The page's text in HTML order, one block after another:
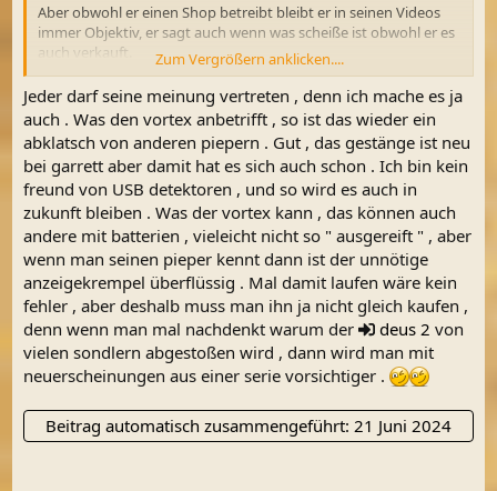
Aber obwohl er einen Shop betreibt bleibt er in seinen Videos
immer Objektiv, er sagt auch wenn was scheiße ist obwohl er es
auch verkauft.
Zu mindestens spurt er nicht brav nach den Herstellern wie
manche anderen Shops im Netz.
Zum Vortex sei gesagt man muss ihn sich einfach mal selber
ansehen und testen, sind wir doch mal ehrlich kaufen ->
einschalten -> was finden können doch alle.
Aber ein Urteil kann man sich doch nur bilden wenn man sich
wirklich mit den Settings auseinander setzt.
Aber ist halt meine Meinung
Zum Vergrößern anklicken....
Jeder darf seine meinung vertreten , denn ich mache es ja
auch . Was den vortex anbetrifft , so ist das wieder ein
abklatsch von anderen piepern . Gut , das gestänge ist neu
bei garrett aber damit hat es sich auch schon . Ich bin kein
freund von USB detektoren , und so wird es auch in
zukunft bleiben . Was der vortex kann , das können auch
andere mit batterien , vieleicht nicht so " ausgereift " , aber
wenn man seinen pieper kennt dann ist der unnötige
anzeigekrempel überflüssig . Mal damit laufen wäre kein
fehler , aber deshalb muss man ihn ja nicht gleich kaufen ,
denn wenn man mal nachdenkt warum der
deus 2 von
vielen sondlern abgestoßen wird , dann wird man mit
neuerscheinungen aus einer serie vorsichtiger .
Beitrag automatisch zusammengeführt: 21 Juni 2024